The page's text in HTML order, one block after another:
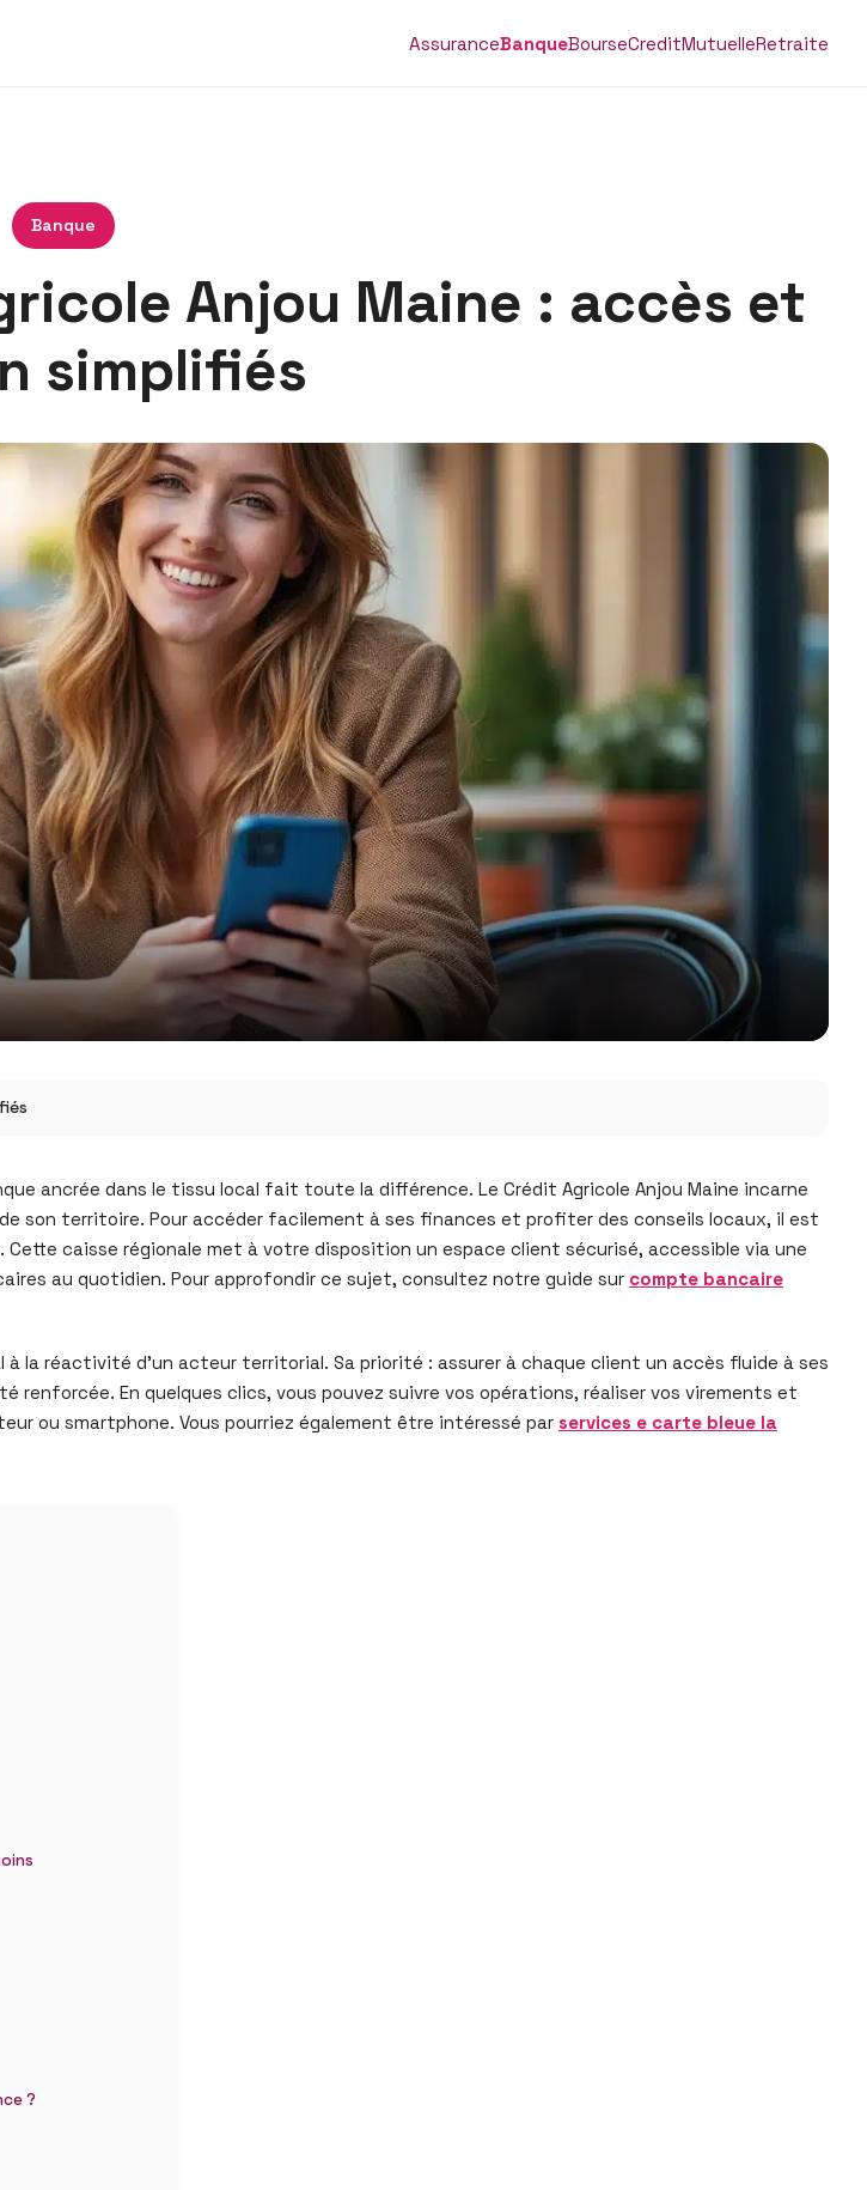
AssuranceBanqueBourseCreditMutuelleRetraite
Banque
Anjou Maine : accès et
simplifiés
ancrée dans le tissu local fait toute la différence. Le Crédit Agricole Anjou Maine incarne
son territoire. Pour accéder facilement à ses finances et profiter des conseils locaux, il est
. Cette caisse régionale met à votre disposition un espace client sécurisé, accessible via une
au quotidien. Pour approfondir ce sujet, consultez notre guide sur compte bancaire
la réactivité d’un acteur territorial. Sa priorité : assurer à chaque client un accès fluide à ses
En quelques clics, vous pouvez suivre vos opérations, réaliser vos virements et
ou smartphone. Vous pourriez également être intéressé par services e carte bleue la
?